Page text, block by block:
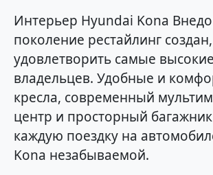
Интерьер Hyundai Kona
поколение рестайлинг
удовлетворить самые
владельцев. Удобные и
кресла, современный
центр и просторный
каждую поездку на
Kona незабываемой.